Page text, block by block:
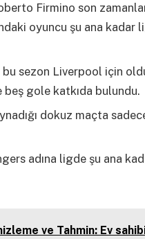
Firmino son
oyuncu şu ana kadar
bu sezon Liverpool için
gole katkıda bulundu.
dokuz maçta
adına ligde şu ana
ve Tahmin: Ev